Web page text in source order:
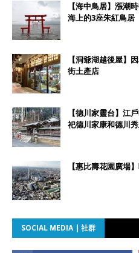
【海中鳥居】漲潮
海上的3座朱紅鳥居
【洞爺湖越後屋】
街土產店
【德川家靈台】江
祀德川家康和德川
【惠比壽花園廣場
SOCIAL MEDIA | 社群